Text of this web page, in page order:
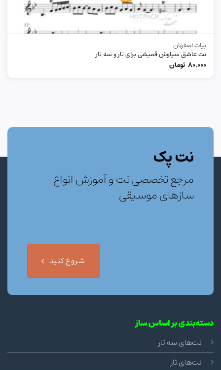
بیات اصفهان
نت عاشق سیاوش قمیشی برای تار و سه تار
80,000 تومان
نت پک
مرجع تخصصی نت و آموزش انواع
سازهای موسیقی
شروع کنید
دسته‌بندی بر اساس ساز
نت‌های سه تار
نت‌های تار